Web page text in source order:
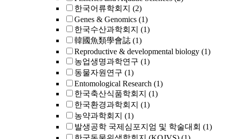
한국어류학회지 (2)
Genes & Genomics (1)
한국수산과학회지 (1)
韓國魚類學會誌 (1)
Reproductive & developmental biology (1)
농업생명과학연구 (1)
동물자원연구 (1)
Entomological Research (1)
한국축산식품학회지 (1)
한국환경과학회지 (1)
농약과학회지 (1)
발생공학 국제심포지엄 및 학술대회 (1)